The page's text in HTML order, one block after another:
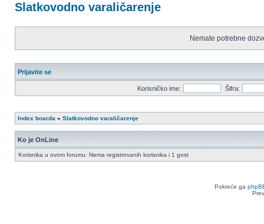
postova
Slatkovodno varaličarenje
Nemate potrebne
Prijavite se
Korisničko ime: Šifra:
Index boarda » Slatkovodno varaličarenje
Ko je OnLine
Korisnika u ovom forumu: Nema registrovanih korisnika i 1 gost
Pokreće ga